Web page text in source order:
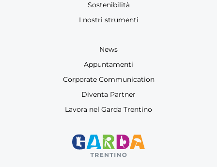
Sostenibilità
I nostri strumenti
News
Appuntamenti
Corporate Communication
Diventa Partner
Lavora nel Garda Trentino